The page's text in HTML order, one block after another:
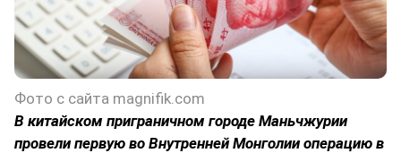
Фото с сайта magnifik.com
В китайском приграничном городе Маньчжурии
провели первую во Внутренней Монголии операцию в